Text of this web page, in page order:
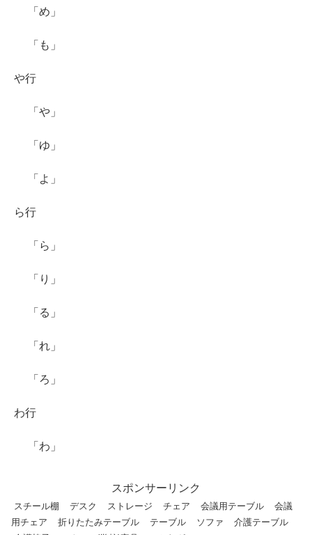
「め」
「も」
や行
「や」
「ゆ」
「よ」
ら行
「ら」
「り」
「る」
「れ」
「ろ」
わ行
「わ」
スポンサーリンク
スチール棚 デスク ストレージ チェア 会議用テーブル
会議
用チェア
折りたたみテーブル テーブル ソファ
介護テーブル